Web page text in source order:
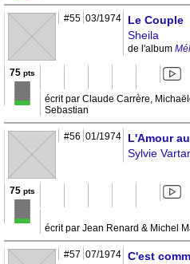
#55 03/1974
Le Couple
Sheila
de l'album
75 pts
écrit par Claude Carrère,
Sebastian
#56 01/1974
L'Amour
Sylvie
75 pts
écrit par Jean Renard & Michel
#57 07/1974 C'est